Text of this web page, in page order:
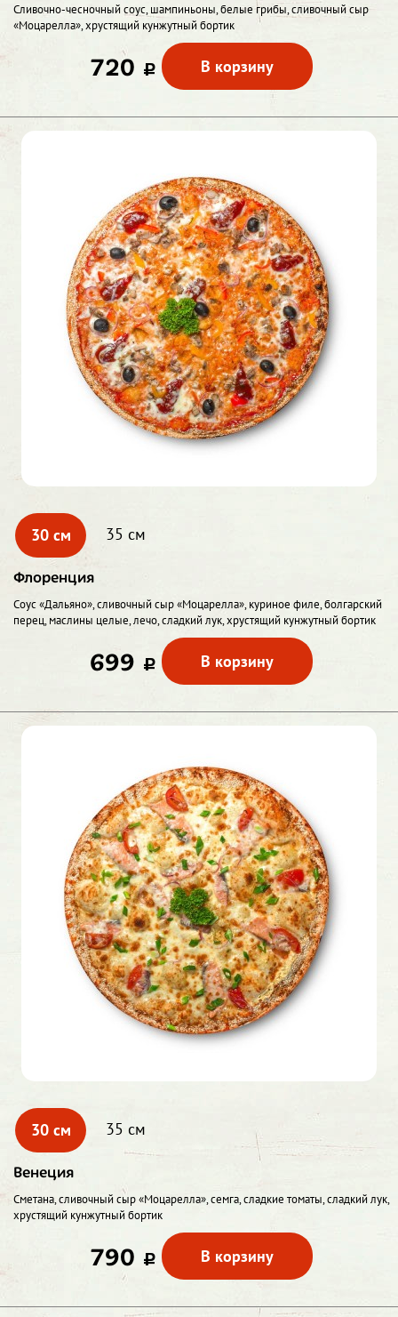
Сливочно-чесночный соус, шампиньоны, белые грибы, сливочный сыр
«Моцарелла», хрустящий кунжутный бортик
720 c В корзину
30 см 35 см
Флоренция
Соус «Дальяно», сливочный сыр «Моцарелла», куриное филе, болгарский
перец, маслины целые, лечо, сладкий лук, хрустящий кунжутный бортик
699 c В корзину
30 см 35 см
Венеция
Сметана, сливочный сыр «Моцарелла», семга, сладкие томаты, сладкий лук,
хрустящий кунжутный бортик
790 c В корзину